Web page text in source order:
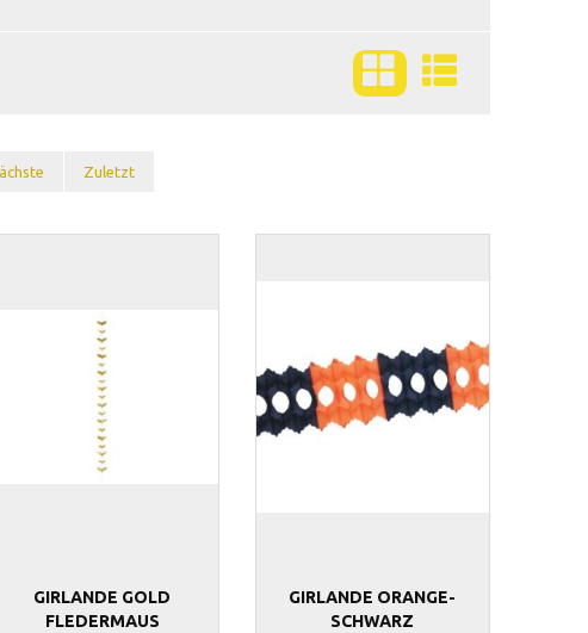
Zuletzt
GIRLANDE GOLD
FLEDERMAUS
GIRLANDE ORANGE-
SCHWARZ